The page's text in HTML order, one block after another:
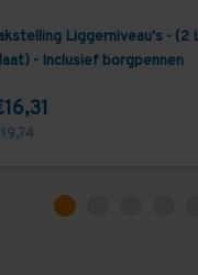
Liggerniveau's - (2
- Inclusief borgpennen